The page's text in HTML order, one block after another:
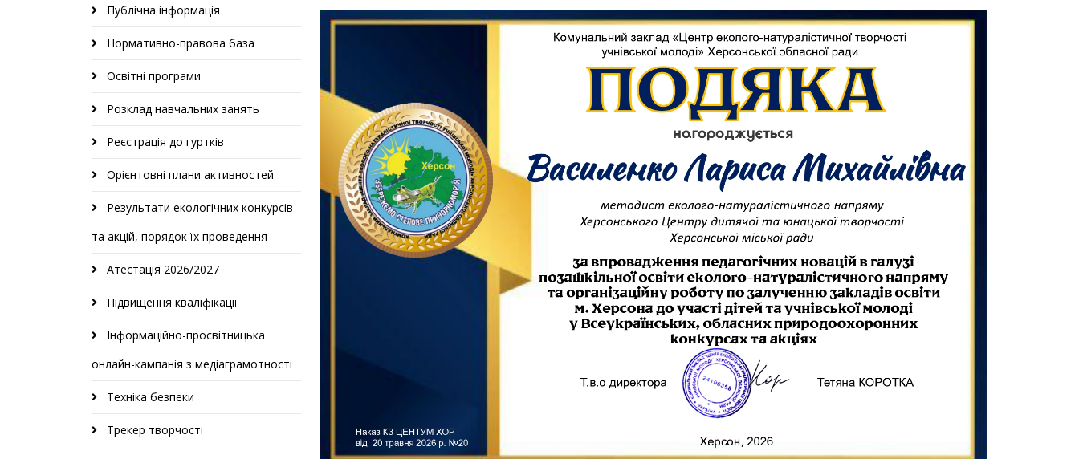
Публічна інформація
Нормативно-правова база
Освітні програми
Розклад навчальних занять
Реєстрація до гуртків
Орієнтовні плани активностей
Результати екологічних конкурсів
та акцій, порядок їх проведення
Атестація 2026/2027
Підвищення кваліфікації
Інформаційно-просвітницька
онлайн-кампанія з медіаграмотності
Техніка безпеки
Трекер творчості